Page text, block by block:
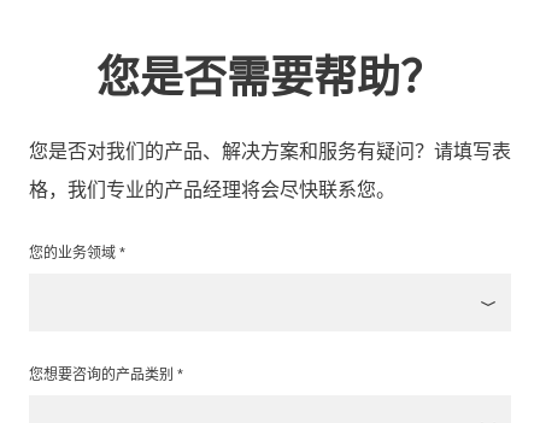
您是否需要帮助？
您是否对我们的产品、解决方案和服务有疑问？请填写表
格，我们专业的产品经理将会尽快联系您。
您的业务领域 *
您想要咨询的产品类别 *